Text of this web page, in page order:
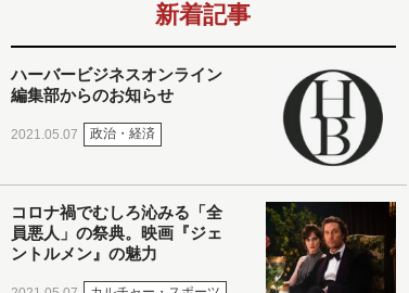
新着記事
ハーバービジネスオンライン
編集部からのお知らせ
2021.05.07 政治・経済
コロナ禍でむしろ沁みる「全
員悪人」の祭典。映画『ジェ
ントルメン』の魅力